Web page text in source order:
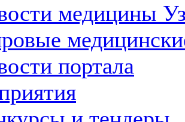
медицины
портала